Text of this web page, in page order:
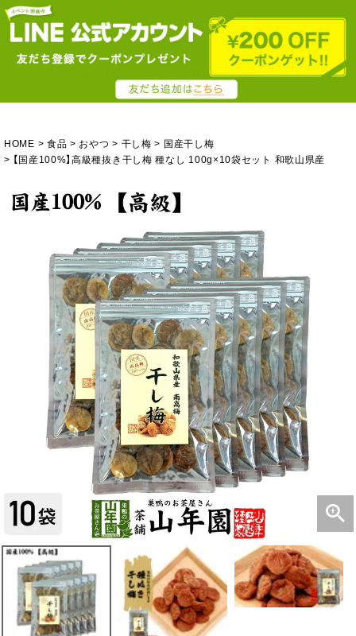
HOME 食品 おやつ 干し梅
国産干し梅
【国産100%】高級種抜き干し梅 種なし 100g×10袋セット 和歌山県産